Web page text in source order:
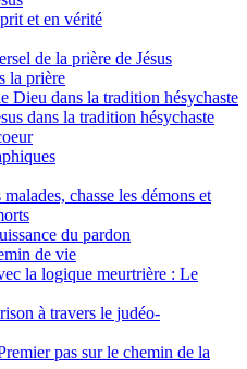
et en vérité
de la prière de Jésus
la prière
Dieu dans la tradition hésychaste
dans la tradition hésychaste
chasse les démons et
du pardon
de vie
la logique meurtrière : Le
à travers le judéo-
pas sur le chemin de la